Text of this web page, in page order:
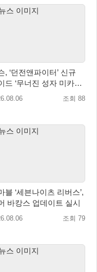
, ‘던전앤파이터’ 신규
드 ‘무너진 성자 미카엘
업데이트!
조회 88
이츠 리버스’,
바캉스 업데이트 실시
조회 79